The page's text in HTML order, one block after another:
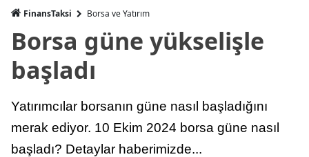
FinansTaksi Borsa ve Yatırım
Borsa güne yükselişle
başladı
Yatırımcılar borsanın güne nasıl başladığını
merak ediyor. 10 Ekim 2024 borsa güne nasıl
başladı? Detaylar haberimizde...